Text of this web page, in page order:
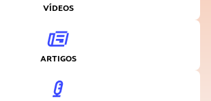
VÍDEOS
ARTIGOS